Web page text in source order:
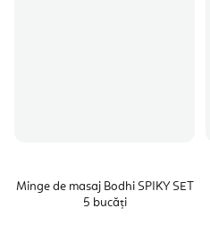
Minge de masaj Bodhi SPIKY SET
5 bucăți